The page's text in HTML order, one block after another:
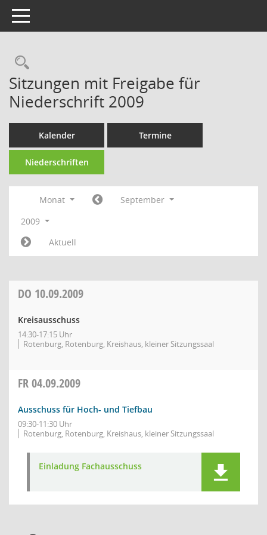
Toggle navigation
Rechercheauswahl
Sitzungen mit Freigabe für
Niederschrift 2009
Kalender Termine
Niederschriften
Monat
September
2009
Aktuell
DO 10.09.2009
Kreisausschuss
14:30-17:15 Uhr
Rotenburg, Rotenburg, Kreishaus, kleiner Sitzungssaal
FR04.09.2009
Ausschuss für Hoch- und Tiefbau
09:30-11:30 Uhr
Rotenburg, Rotenburg, Kreishaus, kleiner Sitzungssaal
Einladung Fachausschuss